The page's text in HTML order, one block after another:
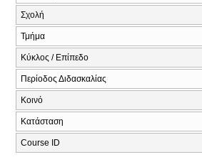
Σχολή
Τμήμα
Κύκλος / Επίπεδο
Περίοδος Διδασκαλίας
Κοινό
Κατάσταση
Course ID